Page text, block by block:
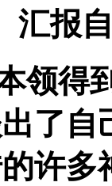
汇报
得
了自
许多